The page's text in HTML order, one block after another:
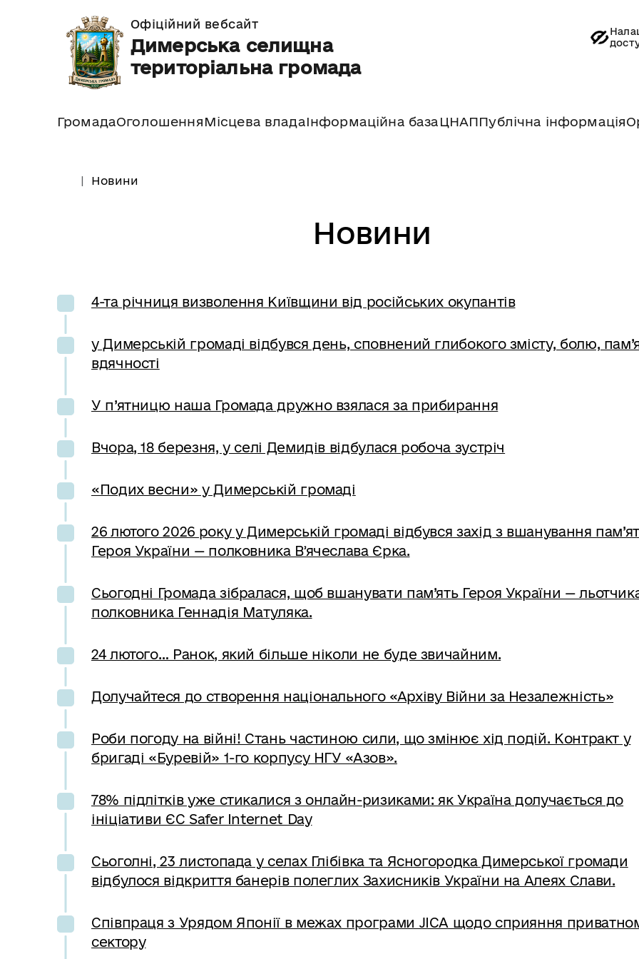
Офіційний вебсайт
Димерська селищна
територіальна громада
ГромадаОголошення Місцева владаІнформаційна база ЦНАППублічна інформація
Новини
Новини
4-та річниця визволення Київщини від російських окупантів
у Димерській громаді відбувся день, сповнений глибокого змісту, болю,
вдячності
У п’ятницю наша Громада дружно взялася за прибирання
Вчора, 18 березня, у селі Демидів відбулася робоча зустріч
«Подих весни» у Димерській громаді
26 лютого 2026 року у Димерській громаді відбувся захід з вшанування
Героя України — полковника Вʼячеслава Єрка.
Сьогодні Громада зібралася, щоб вшанувати пам’ять Героя України —
полковника Геннадія Матуляка.
24 лютого… Ранок, який більше ніколи не буде звичайним.
Долучайтеся до створення національного «Архіву Війни за Незалежність»
Роби погоду на війні! Стань частиною сили, що змінює хід подій. Контракт у
бригаді «Буревій» 1-го корпусу НГУ «Азов».
78% підлітків уже стикалися з онлайн-ризиками: як Україна долучається до
ініціативи ЄС Safer Internet Day
Сьоголні, 23 листопада у селах Глібівка та Ясногородка Димерської громади
відбулося відкриття банерів полеглих Захисників України на Алеях Слави.
Співпраця з Урядом Японії в межах програми JICA щодо сприяння
сектору